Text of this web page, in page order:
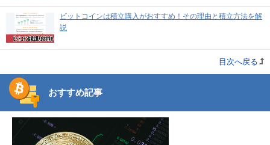
ビットコインは積立購入がおすすめ！その理由と積立方法を解
説
目次へ戻る
おすすめ記事